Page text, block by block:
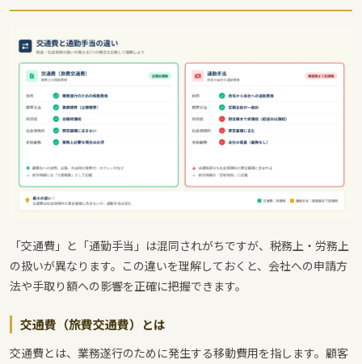
「交通費」と「通勤手当」は混同されがちですが、税務上・労務上
の扱いが異なります。この違いを理解しておくと、会社への申請方
法や手取り額への影響を正確に把握できます。
交通費（旅費交通費）とは
交通費とは、業務遂行のために発生する移動費用を指します。顧客